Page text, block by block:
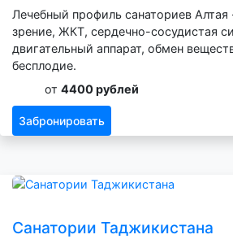
Лечебный профиль санаториев
зрение, ЖКТ, сердечно-сосудистая
двигательный аппарат, обмен
бесплодие.
от 4400 рублей
Забронировать
Санатории Таджикистана